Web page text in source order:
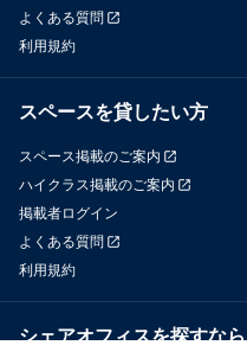
よくある質問
利用規約
スペースを貸したい方
スペース掲載のご案内
ハイクラス掲載のご案内
掲載者ログイン
よくある質問
利用規約
シェアオフィスを探すなら